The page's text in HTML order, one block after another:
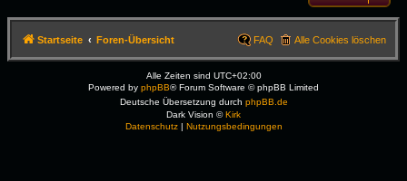
Startseite Foren-Übersicht Alle Cookies löschen
FAQ
Alle Zeiten sind UTC+02:00
Powered by phpBB® Forum Software © phpBB Limited
Deutsche Übersetzung durch phpBB.de
Dark Vision ©Kirk
Datenschutz| Nutzungsbedingungen